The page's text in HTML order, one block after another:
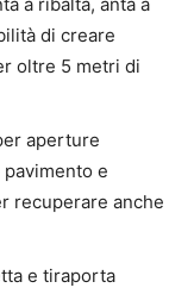
di creare
oltre 5 metri di
aperture
e
recuperare anche
e tiraporta